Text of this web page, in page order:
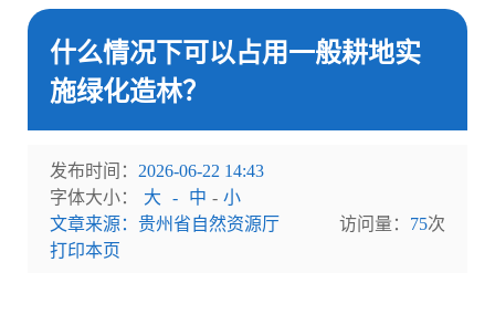
什么情况下可以占用一般耕地实
施绿化造林？
发布时间： 2026-06-22 14:43
字体大小：
大 - 中 - 小
文章来源：贵州省自然资源厅
访问量： 75次
打印本页